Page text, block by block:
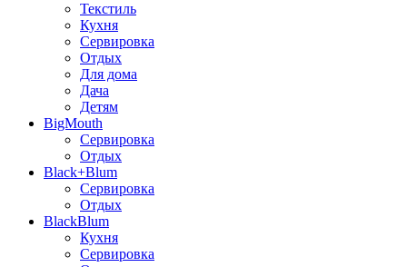
Текстиль
Кухня
Сервировка
Отдых
Для дома
Дача
Детям
BigMouth
Сервировка
Отдых
Black+Blum
Сервировка
Отдых
BlackBlum
Кухня
Сервировка